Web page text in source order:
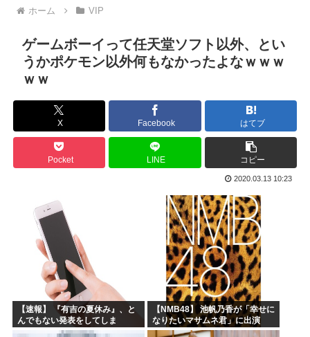
「週刊少年ジャンプ」 発行部数が初の100万部割れ
Zガンダムで一番人気のないMSがパラスアテネという風潮
緊縮財政論者として知られる大物財務官僚、高市早苗の逆鱗に...
海外「日本にはこんな特殊な標識があるんだけど皆は見たこと...
自民党「日本人56す56す56す56す56すコロスコロス...
熊本地震避難所で高市早苗の態度が非常に良いと話題
露悪系アニメ、定義がよくわからなくなる
高市早苗「消費税減税の財源は今から考える」
部落民のことお前らの地域ってなんて言ってた？
中国大使館に侵入した自衛官（24）、動機を告白「中国の強...
海外「ディズニーがゴミのようだ！」日本がアニメ化した米人...
今期アニメの評価、ついに固まる
ホーム VIP
ゲームボーイって任天堂ソフト以外、とい
うかポケモン以外何もなかったよなｗｗｗ
ｗｗ
X Facebook はてブ
Pocket LINE コピー
2020.03.13 10:23
【速報】 『有吉の夏休み』、と
んでもない発表をしてしま
う！！！！！
【NMB48】 池帆乃香が「幸せに
なりたいマサムネ君」に出演